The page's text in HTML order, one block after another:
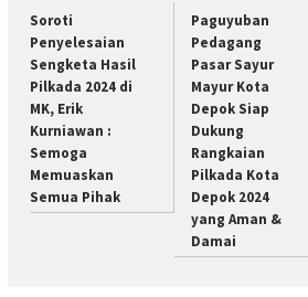
Soroti
Penyelesaian
Sengketa Hasil
Pilkada 2024 di
MK, Erik
Kurniawan :
Semoga
Memuaskan
Semua Pihak
Paguyuban
Pedagang
Pasar Sayur
Mayur Kota
Depok Siap
Dukung
Rangkaian
Pilkada Kota
Depok 2024
yang Aman &
Damai